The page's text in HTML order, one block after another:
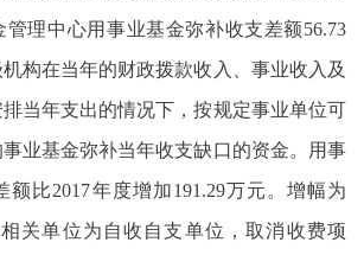
理中心用事业基金弥补收支差额56.73
构在当年的财政拨款收入、事业收入及
当年支出的情况下，按规定事业单位可
业基金弥补当年收支缺口的资金。用事
额比2017年度增加191.29万元。增幅为
相关单位为自收自支单位，取消收费项